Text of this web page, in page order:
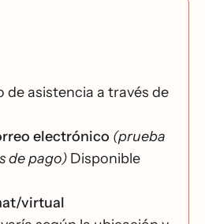
de asistencia a través de
electrónico (prueba
de pago) Disponible
virtual